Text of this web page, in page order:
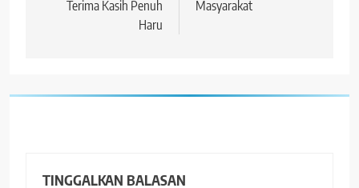
Terima Kasih Penuh
Haru
Masyarakat
TINGGALKAN BALASAN